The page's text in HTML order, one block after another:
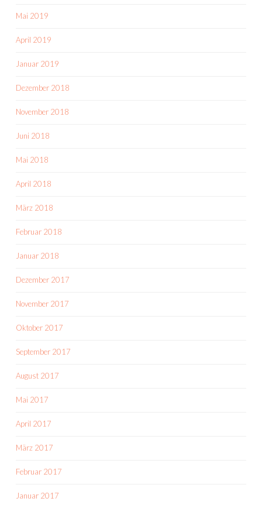
Mai 2019
April 2019
Januar 2019
Dezember 2018
November 2018
Juni 2018
Mai 2018
April 2018
März 2018
Februar 2018
Januar 2018
Dezember 2017
November 2017
Oktober 2017
September 2017
August 2017
Mai 2017
April 2017
März 2017
Februar 2017
Januar 2017